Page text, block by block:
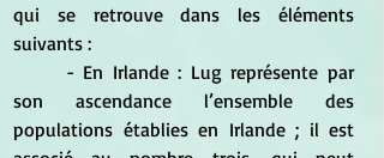
qui se retrouve dans les éléments
suivants :
son ascendance l’ensemble des
populations établies en Irlande ; il est